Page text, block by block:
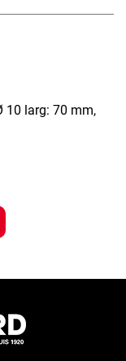
10 larg: 70 mm,